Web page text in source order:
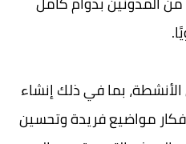
بما في ذلك إنشاء
مواضيع فريدة وتحسين